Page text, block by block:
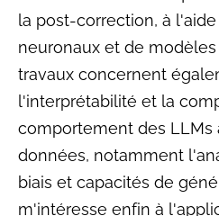
la post-correction, à
neuronaux et de
travaux concernent
l'interprétabilité et la
comportement des LLMs
données, notamment
biais et capacités de
m'intéresse enfin à